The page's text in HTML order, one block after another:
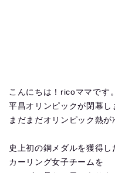
こんにちは！ricoママです。
平昌オリンピックが閉幕し
まだまだオリンピック熱が
史上初の銅メダルを獲得し
カーリング女子チームを